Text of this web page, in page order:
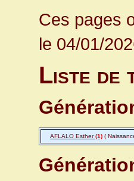
Ces pages
le 04/01/
Liste de
AFLALO Esther(1) (